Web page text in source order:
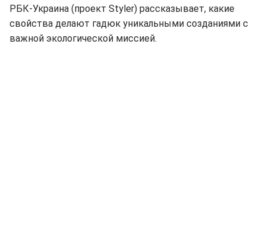
РБК-Украина (проект Styler) рассказывает, какие
свойства делают гадюк уникальными созданиями с
важной экологической миссией.